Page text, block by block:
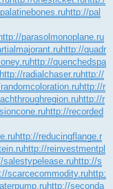
http://pal
http://parasolmonoplane.ru
http://quadr
http://quenchedspa
http://radialchaser.ruhttp://
http://r
http://r
http://recorded
http://reducingflange.r
http://reinvestmentpl
salestypelease.ruhttp://s
scarcecommodity.ruhttp:
http://seconda